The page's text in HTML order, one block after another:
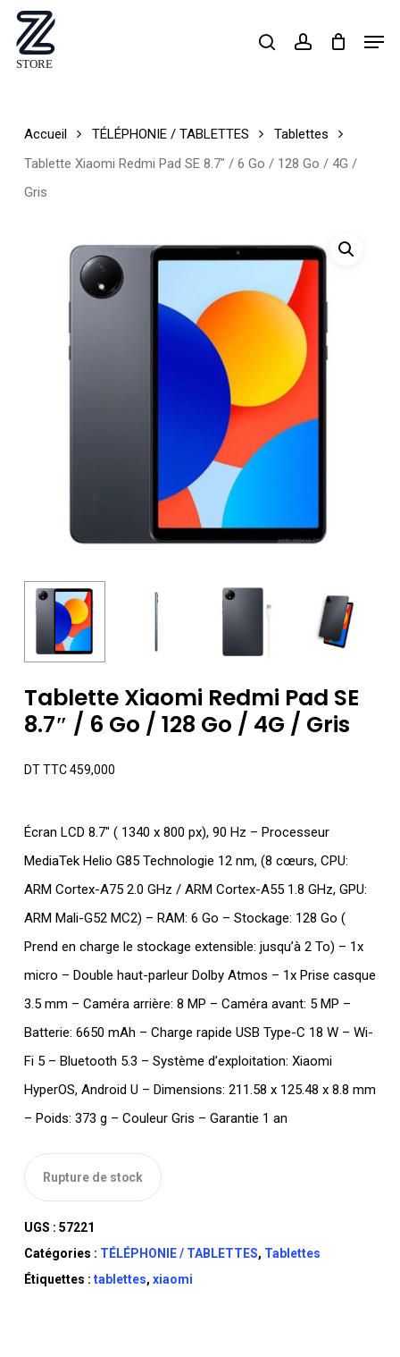
Skip
main
searchaccount
Accueil TÉLÉPHONIE / TABLETTES
Tablettes
Tablette Xiaomi Redmi Pad SE 8.7″ / 6 Go / 128 Go / 4G /
Gris
Tablette Xiaomi Redmi Pad SE
8.7″ / 6 Go / 128 Go / 4G / Gris
DT TTC459,000
Écran LCD 8.7″ ( 1340 x 800 px), 90 Hz – Processeur
MediaTek Helio G85 Technologie 12 nm, (8 cœurs, CPU:
ARM Cortex-A75 2.0 GHz / ARM Cortex-A55 1.8 GHz, GPU:
ARM Mali-G52 MC2) – RAM: 6 Go – Stockage: 128 Go (
Prend en charge le stockage extensible: jusqu’à 2 To) – 1x
micro – Double haut-parleur Dolby Atmos – 1x Prise casque
3.5 mm – Caméra arrière: 8 MP – Caméra avant: 5 MP –
Batterie: 6650 mAh – Charge rapide USB Type-C 18 W – Wi-
Fi 5 – Bluetooth 5.3 – Système d’exploitation: Xiaomi
HyperOS, Android U – Dimensions: 211.58 x 125.48 x 8.8 mm
– Poids: 373 g – Couleur Gris – Garantie 1 an
Rupture de stock
UGS : 57221
Catégories : TÉLÉPHONIE / TABLETTES, Tablettes
Étiquettes : tablettes, xiaomi